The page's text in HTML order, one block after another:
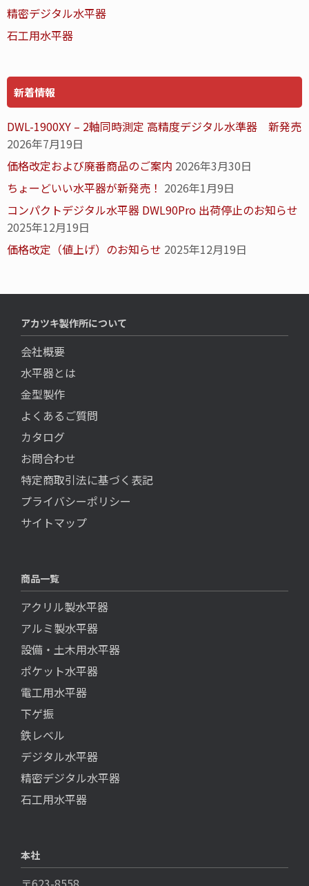
精密デジタル水平器
石工用水平器
新着情報
DWL-1900XY – 2軸同時測定 高精度デジタル水準器 新発売
2026年7月19日
価格改定および廃番商品のご案内 2026年3月30日
ちょーどいい水平器が新発売！ 2026年1月9日
コンパクトデジタル水平器 DWL90Pro 出荷停止のお知らせ
2025年12月19日
価格改定（値上げ）のお知らせ 2025年12月19日
アカツキ製作所について
会社概要
水平器とは
金型製作
よくあるご質問
カタログ
お問合わせ
特定商取引法に基づく表記
プライバシーポリシー
サイトマップ
商品一覧
アクリル製水平器
アルミ製水平器
設備・土木用水平器
ポケット水平器
電工用水平器
下ゲ振
鉄レベル
デジタル水平器
精密デジタル水平器
石工用水平器
本社